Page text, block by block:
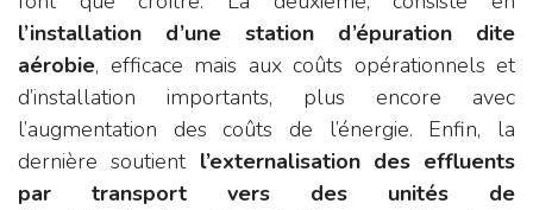
l’installation d’une station d’épuration dite
aérobie, efficace mais aux coûts opérationnels et
d’installation importants, plus encore avec
l’augmentation des coûts de l’énergie. Enfin, la
dernière soutient l’externalisation des effluents
par transport vers des unités de